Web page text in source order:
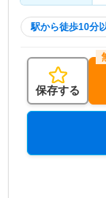
駅から徒歩10分
保存する